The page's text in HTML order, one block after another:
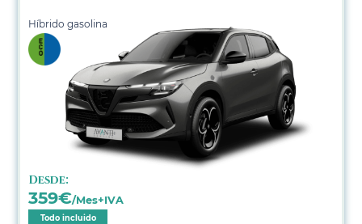
Híbrido gasolina
Desde:
359€/Mes+IVA
Todo incluido